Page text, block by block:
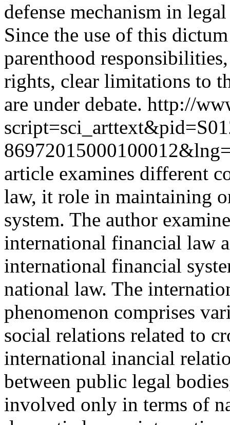
defense mechanism in
Since the use of this
parenthood
rights, clear limitations to
are under debate. http://
article examines different
law, it role in maintaining
system. The author
international financial law
international financial
national law. The
phenomenon comprises
social relations related to
international inancial
between public legal
involved only in terms of